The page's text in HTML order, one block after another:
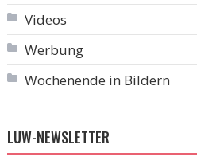
Videos
Werbung
Wochenende in Bildern
LUW-NEWSLETTER